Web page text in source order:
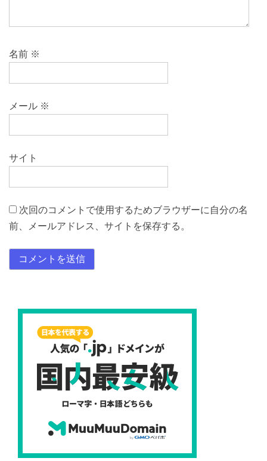
名前 ※
メール ※
サイト
次回のコメントで使用するためブラウザーに自分の名
前、メールアドレス、サイトを保存する。